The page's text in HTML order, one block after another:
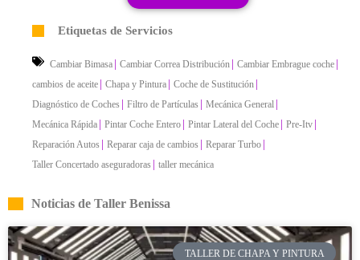
Etiquetas de Servicios
Cambiar Bimasa Cambiar Correa Distribución Cambiar Embrague coche
cambios de aceite Chapa y Pintura Coche de Sustitución
Diagnóstico de Coches Filtro de Partículas Mecánica General
Mecánica Rápida Pintar Coche Entero Pintar Lateral del Coche Pre-Itv
Reparación Autos Reparar caja de cambios Reparar Turbo
Taller Concertado aseguradoras taller mecánica
Noticias de Taller Benissa
TALLER DE CHAPA Y PINTURA